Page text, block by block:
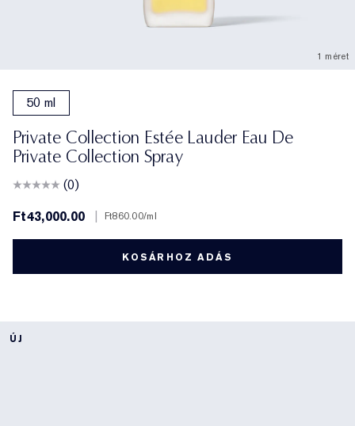
1 méret
50 ml
Private Collection Estée Lauder Eau De
Private Collection Spray
(0)
Ft43,000.00
Ft860.00/ml
KOSÁRHOZ ADÁS
ÚJ